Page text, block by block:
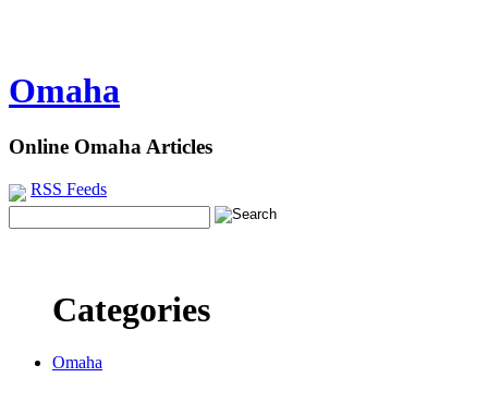
Omaha
Online Omaha Articles
RSS Feeds
Categories
Omaha